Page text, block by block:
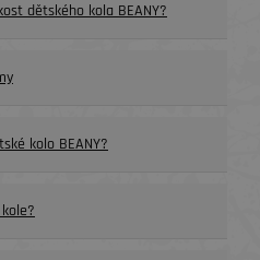
dětského kola BEANY?
kolo BEANY?